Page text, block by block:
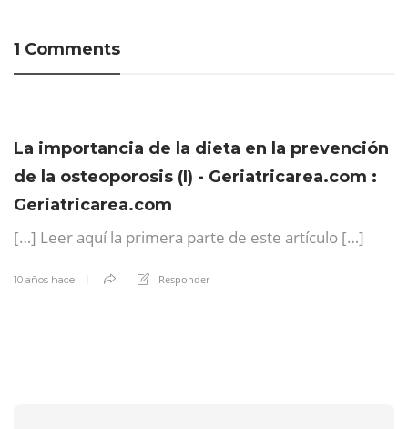
1 Comments
La importancia de la dieta en la prevención
de la osteoporosis (I) - Geriatricarea.com :
Geriatricarea.com
[…] Leer aquí la primera parte de este artículo […]
10 años hace Responder